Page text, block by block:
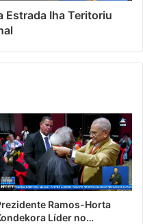
Estrada Iha Teritoriu
Ramos-Horta
Líder no…